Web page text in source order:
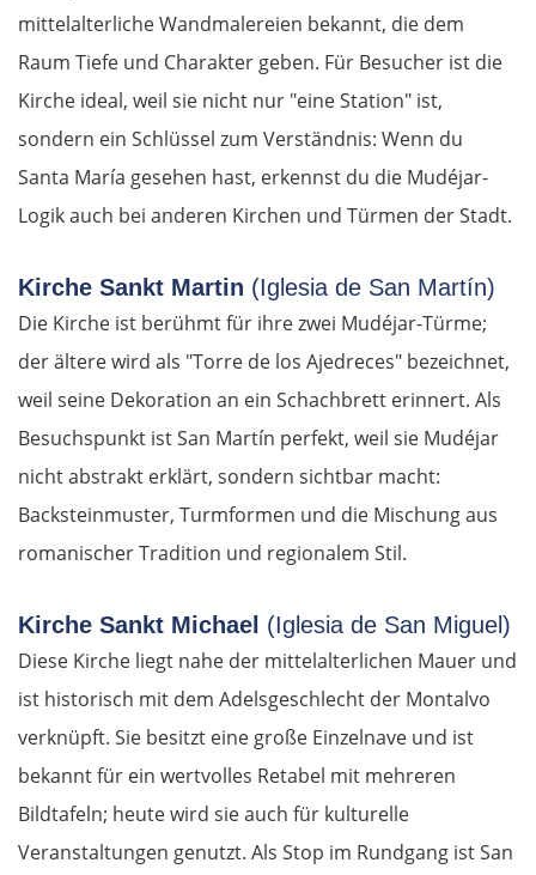
mittelalterliche Wandmalereien bekannt, die dem
Raum Tiefe und Charakter geben. Für Besucher ist die
Kirche ideal, weil sie nicht nur "eine Station" ist,
sondern ein Schlüssel zum Verständnis: Wenn du
Santa María gesehen hast, erkennst du die Mudéjar-
Logik auch bei anderen Kirchen und Türmen der Stadt.
Kirche Sankt Martin (Iglesia de San Martín)
Die Kirche ist berühmt für ihre zwei Mudéjar-Türme;
der ältere wird als "Torre de los Ajedreces" bezeichnet,
weil seine Dekoration an ein Schachbrett erinnert. Als
Besuchspunkt ist San Martín perfekt, weil sie Mudéjar
nicht abstrakt erklärt, sondern sichtbar macht:
Backsteinmuster, Turmformen und die Mischung aus
romanischer Tradition und regionalem Stil.
Kirche Sankt Michael (Iglesia de San Miguel)
Diese Kirche liegt nahe der mittelalterlichen Mauer und
ist historisch mit dem Adelsgeschlecht der Montalvo
verknüpft. Sie besitzt eine große Einzelnave und ist
bekannt für ein wertvolles Retabel mit mehreren
Bildtafeln; heute wird sie auch für kulturelle
Veranstaltungen genutzt. Als Stop im Rundgang ist San
Turek
Posen
Nowy Tomyśl
Schwiebus
Deutschland Ost
Fürstenwalde
Berlin
Senftenberg
Dresden
Pirna
Sächsische Schweiz